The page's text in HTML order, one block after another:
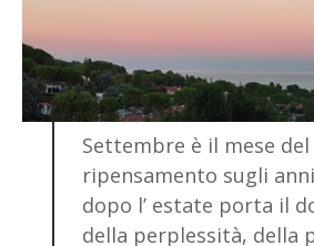
Settembre è il mese del
ripensamento sugli
dopo l’ estate porta il
della perplessità, della